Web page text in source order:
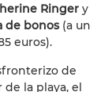
Ringer y
de bonos(a un
euros).
de
la playa, el